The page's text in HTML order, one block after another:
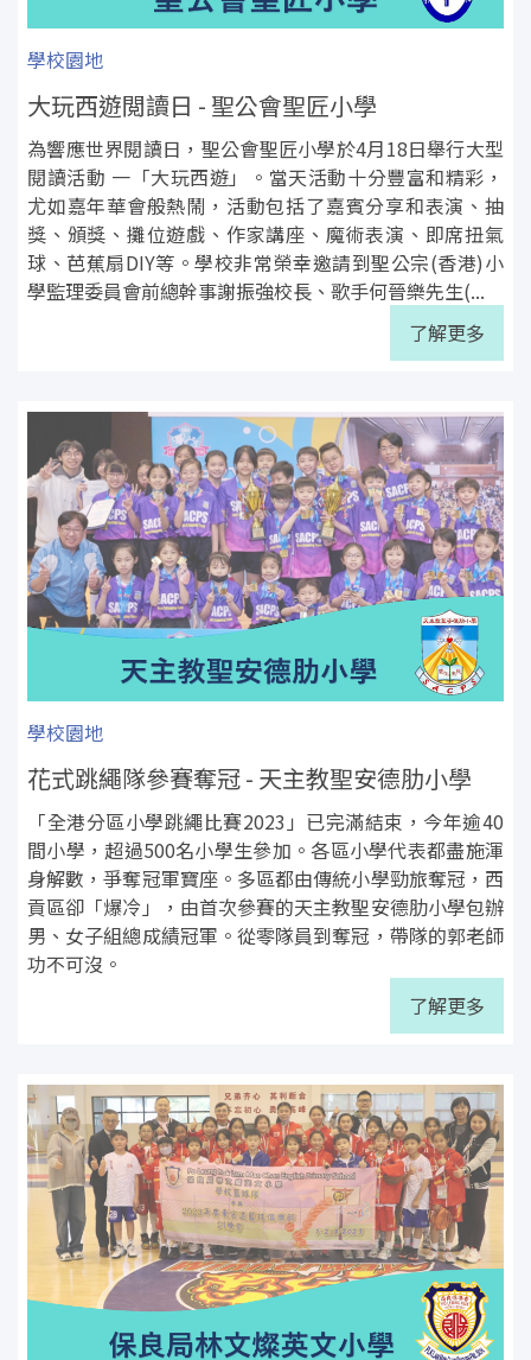
學校園地
大玩西遊閲讀日 - 聖公會聖匠小學
為響應世界閱讀日，聖公會聖匠小學於4月18日舉行大型
閱讀活動 一「大玩西遊」。當天活動十分豐富和精彩，
尤如嘉年華會般熱鬧，活動包括了嘉賓分享和表演、抽
獎、頒獎、攤位遊戲、作家講座、魔術表演、即席扭氣
球、芭蕉扇DIY等。學校非常榮幸邀請到聖公宗(香港)小
學監理委員會前總幹事謝振強校長、歌手何晉樂先生(...
了解更多
學校園地
花式跳繩隊參賽奪冠 - 天主教聖安德肋小學
「全港分區小學跳繩比賽2023」已完滿結束，今年逾40
間小學，超過500名小學生參加。各區小學代表都盡施渾
身解數，爭奪冠軍寶座。多區都由傳統小學勁旅奪冠，西
貢區卻「爆冷」，由首次參賽的天主教聖安德肋小學包辦
男、女子組總成績冠軍。從零隊員到奪冠，帶隊的郭老師
功不可沒。
了解更多